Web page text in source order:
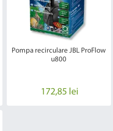
Pompa recirculare JBL ProFlow
u800
172,85 lei